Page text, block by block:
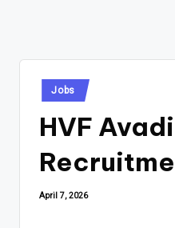
Posted
in
Jobs
HVF Avadi
April 7, 2026